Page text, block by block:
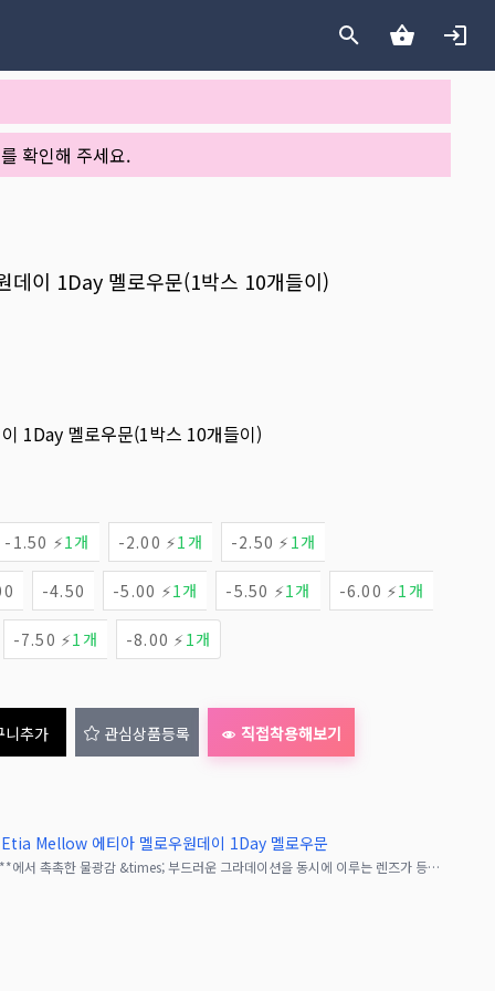
확인해 주세요.
이 1Day 멜로우문(1박스 10개들이)
1Day 멜로우문(1박스 10개들이)
-1.50 ⚡1개 -2.00 ⚡1개 -2.50 ⚡ 1개
-4.50 -5.00 ⚡1개 -5.50 ⚡1개 -6.00 ⚡1개
-7.50 ⚡1개 -8.00 ⚡ 1개
니추가 관심상품등록 직접착용해보기
Etia Mellow 에티아 멜로우원데이 1Day 멜로우문
인기 고발색 컬러렌즈 **『에티아 원데이』**에서 촉촉한 물광감 &times; 부드러운 그라데이션을 동시에 이루는 렌즈가 등장‼︎착색 직경 13.7mm의 눈동자로, 고발색이지만 내